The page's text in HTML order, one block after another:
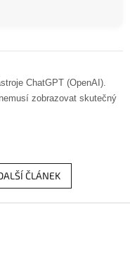
ChatGPT (OpenAI).
zobrazovat skutečný
ČLÁNEK